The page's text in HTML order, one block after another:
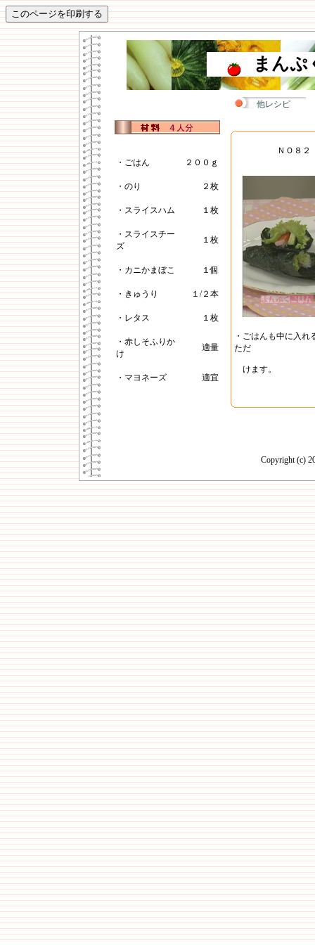
まん
他レシピ
・ごはん ２００ｇ
・のり ２枚
・スライスハム １枚
・スライスチー
ズ
１枚
・カニかまぼこ １個
・きゅうり １/２本
・レタス １枚
・赤しそふりか
け
適量
・マヨネーズ 適宜
ＮＯ８
・ごはんも中に入
ただ
けます。
Copyright (c)